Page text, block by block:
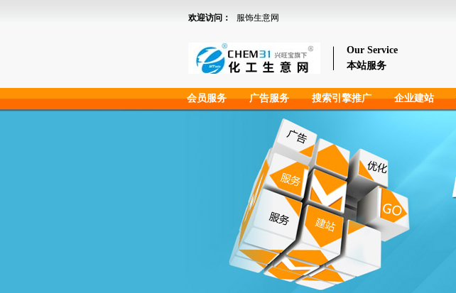
欢迎访问： 服饰生意网
Our Service
本站服务
会员服务 广告服务 搜索引擎推广 企业建站